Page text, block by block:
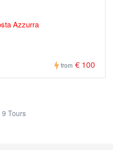
Azzurra
from € 100
Tours